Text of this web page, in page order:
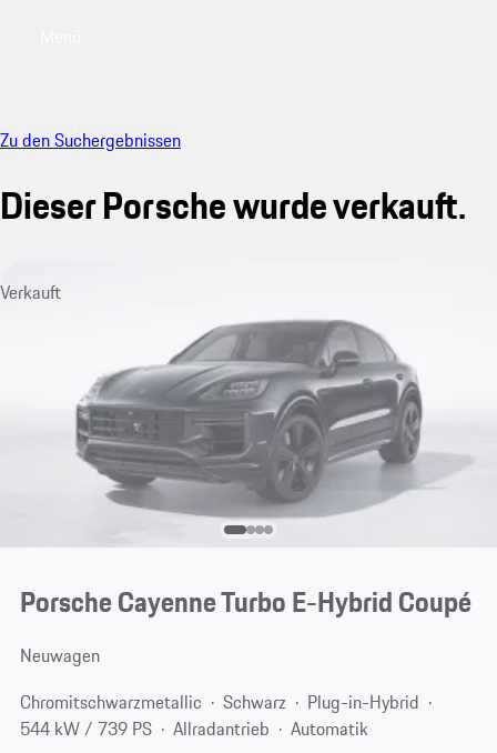
Zu den Suchergebnissen
Dieser Porsche wurde verkauft.
Verkauft
Porsche Cayenne Turbo E-Hybrid Coupé
Neuwagen
Chromitschwarzmetallic
Schwarz
Plug-in-Hybrid
544 kW / 739 PS
Allradantrieb
Automatik